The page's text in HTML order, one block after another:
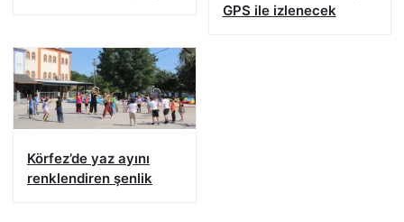
GPS ile izlenecek
Körfez’de yaz ayını
renklendiren şenlik